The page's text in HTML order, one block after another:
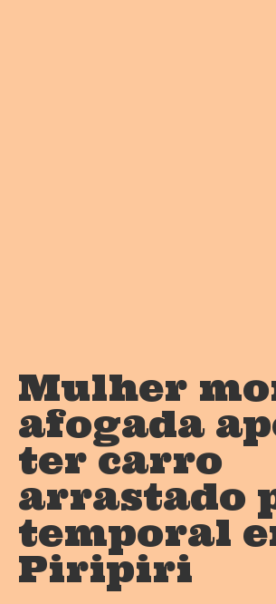
Mulher
afogada
ter carro
arrastado
temporal
Piripiri